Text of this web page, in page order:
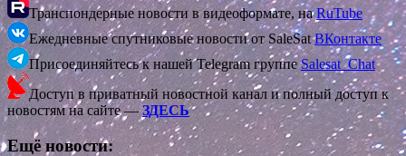
Транспондерные новости в видеоформате, наRuTube
Ежедневные спутниковые новости от SaleSatВКонтакте
Присоединяйтесь к нашей Telegram группеSalesat_Chat
Доступ в приватный новостной канал и полный доступ к
новостям на сайте —ЗДЕСЬ
Ещё новости: